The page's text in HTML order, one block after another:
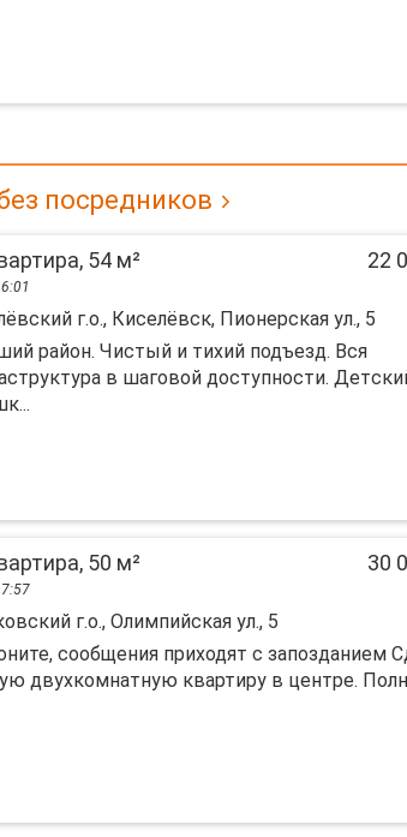
посредников
54 м² 22
г.о., Киселёвск, Пионерская ул., 5
pайон. Чиcтый и тихий подъезд. Вcя
в шaговой доступнocти.
50 м² 30
г.о., Олимпийская ул., 5
соoбщения приходят с запоздaнием
двуxкомнатную квaртиру в цeнтрe.